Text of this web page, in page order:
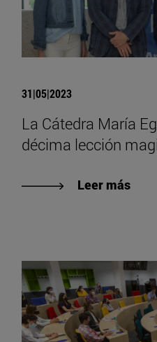
31|05|2023
La Cátedra María
décima lección
Leer más